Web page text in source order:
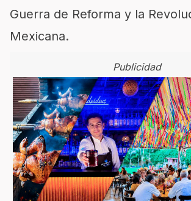
Guerra de Reforma y la
Mexicana.
Publicidad